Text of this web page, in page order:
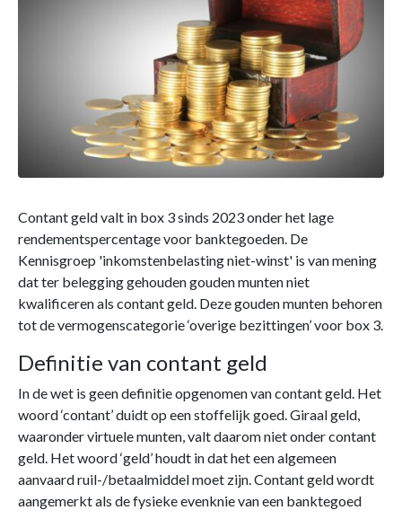
Contant geld valt in box 3 sinds 2023 onder het lage
rendementspercentage voor banktegoeden. De
Kennisgroep 'inkomstenbelasting niet-winst' is van mening
dat ter belegging gehouden gouden munten niet
kwalificeren als contant geld. Deze gouden munten behoren
tot de vermogenscategorie ‘overige bezittingen’ voor box 3.
Definitie van contant geld
In de wet is geen definitie opgenomen van contant geld. Het
woord ‘contant’ duidt op een stoffelijk goed. Giraal geld,
waaronder virtuele munten, valt daarom niet onder contant
geld. Het woord ‘geld’ houdt in dat het een algemeen
aanvaard ruil-/betaalmiddel moet zijn. Contant geld wordt
aangemerkt als de fysieke evenknie van een banktegoed